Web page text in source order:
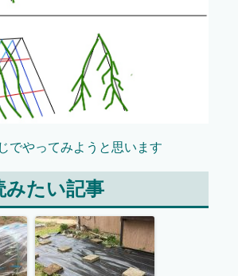
でやってみようと思います
みたい記事